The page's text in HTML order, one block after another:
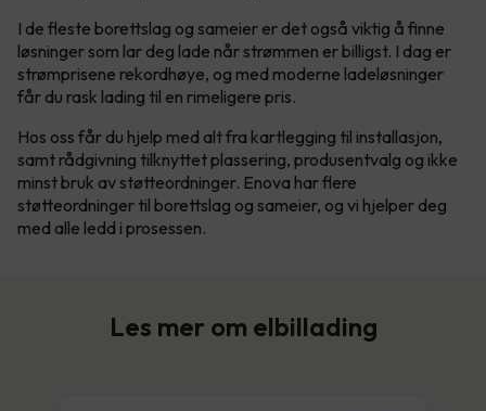
I de fleste borettslag og sameier er det også viktig å finne
løsninger som lar deg lade når strømmen er billigst. I dag er
strømprisene rekordhøye, og med moderne ladeløsninger
får du rask lading til en rimeligere pris.
Hos oss får du hjelp med alt fra kartlegging til installasjon,
samt rådgivning tilknyttet plassering, produsentvalg og ikke
minst bruk av støtteordninger. Enova har flere
støtteordninger til borettslag og sameier, og vi hjelper deg
med alle ledd i prosessen.
Les mer om elbillading